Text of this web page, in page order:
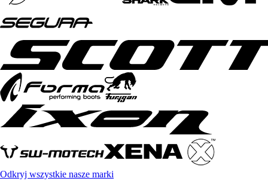
Odkryj wszystkie nasze marki